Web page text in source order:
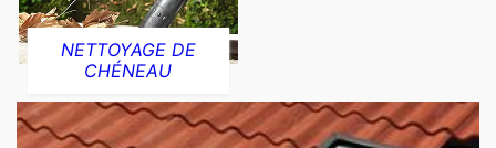
NETTOYAGE DE
CHÉNEAU